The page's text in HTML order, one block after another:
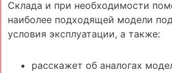
Склада и при необходимости
наиболее подходящей модели
условия эксплуатации, а также:
расскажет об аналогах